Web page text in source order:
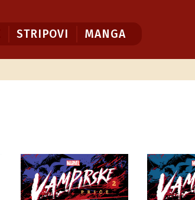
STRIPOVI MANGA